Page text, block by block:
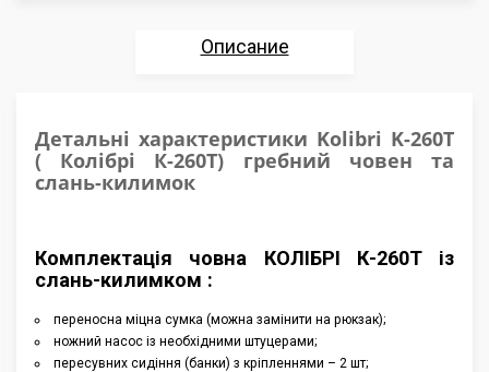
Описание
Отзывы
Детальні характеристики Kolibri K-260Т
( Колібрі К-260Т) гребний човен та
слань-килимок
Комплектація човна КОЛІБРІ К-260Т із
слань-килимком :
переносна міцна сумка (можна замінити на рюкзак);
ножний насос із необхідними штуцерами;
пересувних сидіння (банки) з кріпленнями – 2 шт;